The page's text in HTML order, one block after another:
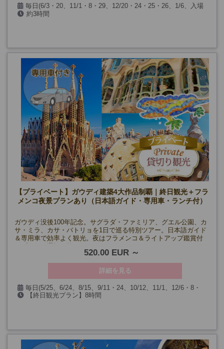
毎日(6/3・20、11/1・8・29、12/20・24・25・26、1/6、入場
箇所閉館日を除く)
約3時間
【プライベート】ガウディ建築4大作品制覇｜終日観光＋フラ
メンコ夜景プランあり（日本語ガイド・専用車・ランチ付）
ガウディ没後100年記念。サグラダ・ファミリア、グエル公園、カ
サ・ミラ、カサ・バトリョを1日で巡る特別ツアー。日本語ガイド
＆専用車で効率よく観光。夜はフラメンコ＆ライトアップ鑑賞付
520.00 EUR
詳細を見る
毎日(5/25、6/24、8/15、9/11・24、10/12、11/1、12/6・8・
24・25・26・31、1/1・6、およびサグラダ・ファミリア閉館日)
【終日観光プラン】8時間